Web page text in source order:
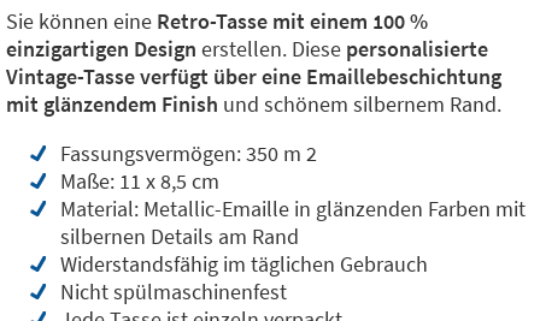
Sie können eine Retro-Tasse mit einem 100 %
einzigartigen Design erstellen. Diese personalisierte
Vintage-Tasse verfügt über eine Emaillebeschichtung
mit glänzendem Finish und schönem silbernem Rand.
Fassungsvermögen: 350 m 2
Maße: 11 x 8,5 cm
Material: Metallic-Emaille in glänzenden Farben mit
silbernen Details am Rand
Widerstandsfähig im täglichen Gebrauch
Nicht spülmaschinenfest